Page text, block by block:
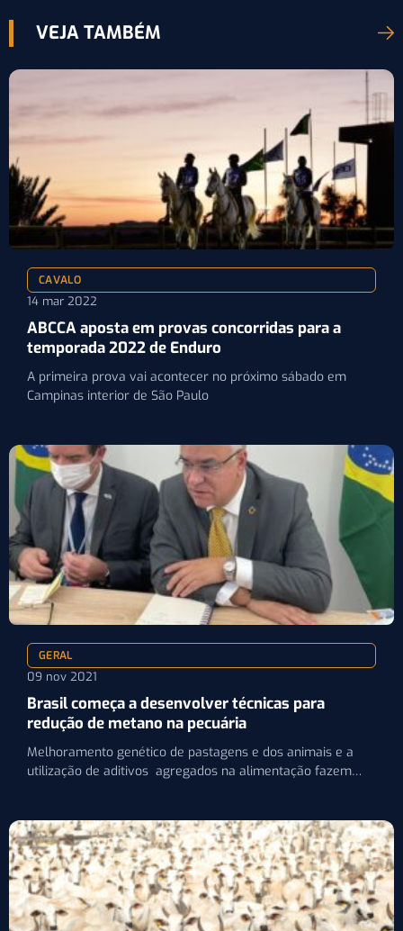
VEJA TAMBÉM
CAVALO
14 mar 2022
ABCCA aposta em provas concorridas para a
temporada 2022 de Enduro
A primeira prova vai acontecer no próximo sábado em
Campinas interior de São Paulo
GERAL
09 nov 2021
Brasil começa a desenvolver técnicas para
redução de metano na pecuária
Melhoramento genético de pastagens e dos animais e a
utilização de aditivos agregados na alimentação fazem